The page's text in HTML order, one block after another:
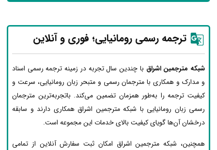
ترجمه رسمی رومانیایی؛ فوری و آنلاین
شبکه مترجمین اشراق با چندین سال تجربه در زمینه ترجمه رسمی اسناد
و مدارک و همکاری با مترجمان رسمی و متبحر زبان رومانیایی، سرعت و
کیفیت ترجمه را به‌طور همزمان تضمین می‌کند. باتجربه‌ترین مترجمان
رسمی زبان رومانیایی با شبکه مترجمین اشراق همکاری دارند و سابقه
درخشان آن‌ها گویای کیفیت بالای خدمات این مجموعه است.
همچنین، شبکه مترجمین اشراق امکان ثبت سفارش آنلاین از تمامی